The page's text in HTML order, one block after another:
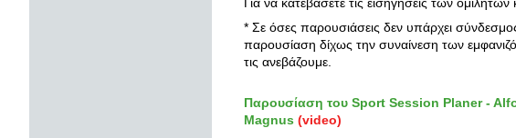
Για να κατεβάσετε τις εισηγήσεις των
* Σε όσες παρουσιάσεις δεν υπάρχει
παρουσίαση δίχως την συναίνεση των
τις ανεβάζουμε.
Παρουσίαση του Sport Session Planer -
Magnus (video)